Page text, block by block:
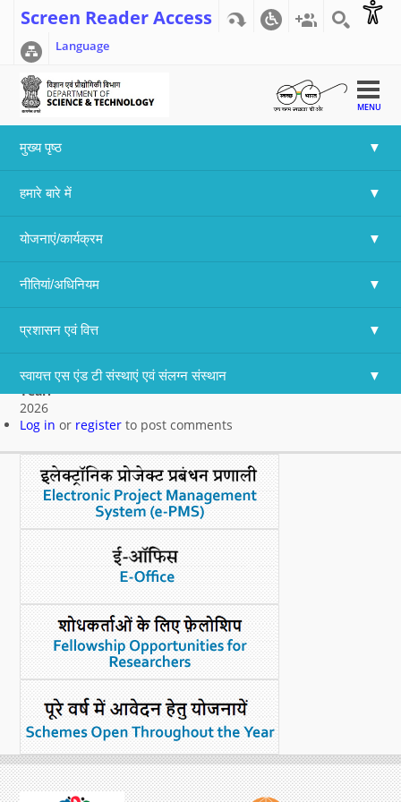
Screen Reader Access
Language
MENU
मुख्य पृष्ठ
हमारे बारे में
योजनाएं/कार्यक्रम
नीतियां/अधिनियम
प्रशासन एवं वित्त
स्वायत्त एस एंड टी संस्थाएं एवं संलग्न संस्थान
नया क्या है
डीएसटी डैशबोर्ड
Home>>
Meeting 2026
Results of the 75th Lindau Nobel
Undefined
Attachment File:
Lindau NLM2026.pdf
Year:
2026
Log in or register to post comments